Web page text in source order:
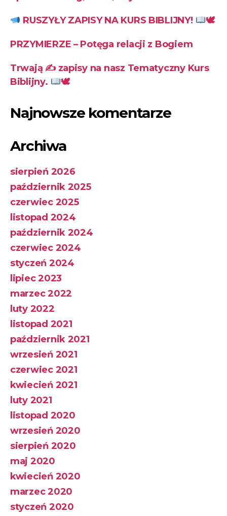
RUSZYŁY ZAPISY NA KURS BIBLIJNY! 🕊
PRZYMIERZE – Potęga relacji z Bogiem
Trwają ✍zapisy na nasz Tematyczny Kurs
Biblijny.
🕊
Najnowsze komentarze
Archiwa
sierpień 2026
październik 2025
czerwiec 2025
listopad 2024
październik 2024
czerwiec 2024
styczeń 2024
lipiec 2023
marzec 2022
luty 2022
listopad 2021
październik 2021
wrzesień 2021
czerwiec 2021
kwiecień 2021
luty 2021
listopad 2020
wrzesień 2020
sierpień 2020
maj 2020
kwiecień 2020
marzec 2020
styczeń 2020